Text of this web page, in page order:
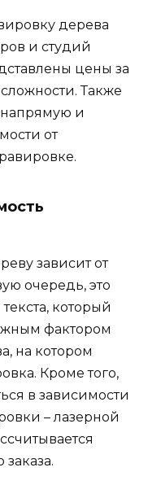
дерева
и студий
цены за
Также
напрямую и
от
зависит от
очередь, это
который
фактором
на котором
Кроме того,
в зависимости
– лазерной